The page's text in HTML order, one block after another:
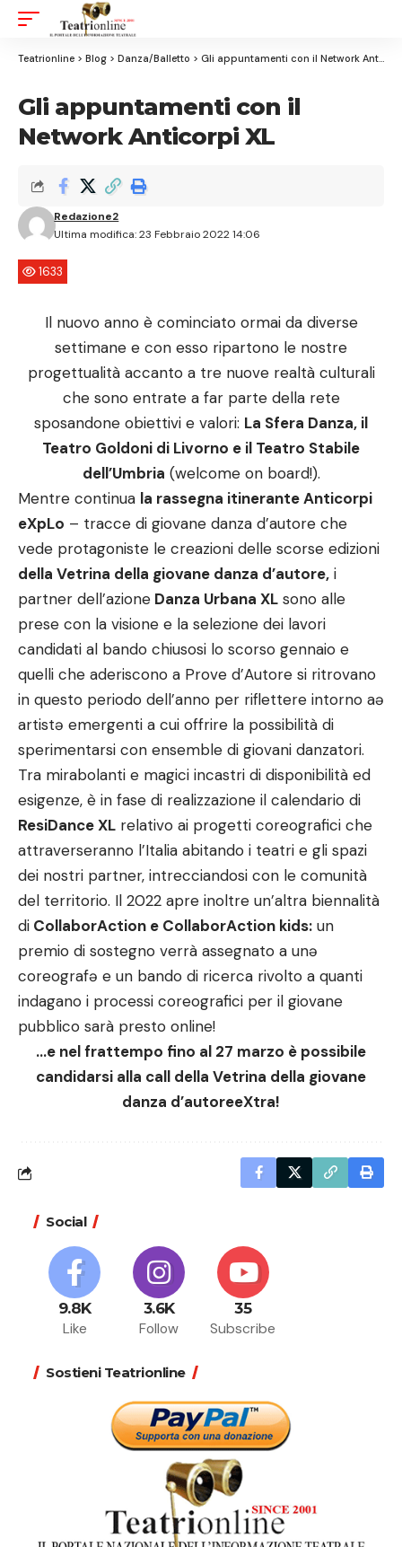
Resizer
Teatrionline > Blog > Danza/Balletto > Gli appuntamenti con il Network Anticorpi XL
Gli appuntamenti con il
Network Anticorpi XL
Ultima modifica: 23 Febbraio 2022 14:06
Redazione2
1633
Il nuovo anno è cominciato ormai da diverse
settimane e con esso ripartono le nostre
progettualità accanto a tre nuove realtà culturali
che sono entrate a far parte della rete
sposandone obiettivi e valori: La Sfera Danza, il
Teatro Goldoni di Livorno e il Teatro Stabile
dell’Umbria (welcome on board!).
Mentre continua la rassegna itinerante Anticorpi
eXpLo – tracce di giovane danza d’autore che
vede protagoniste le creazioni delle scorse edizioni
della Vetrina della giovane danza d’autore, i
partner dell’azione Danza Urbana XL sono alle
prese con la visione e la selezione dei lavori
candidati al bando chiusosi lo scorso gennaio e
quelli che aderiscono a Prove d’Autore si ritrovano
in questo periodo dell’anno per riflettere intorno aə
artistə emergenti a cui offrire la possibilità di
sperimentarsi con ensemble di giovani danzatori.
Tra mirabolanti e magici incastri di disponibilità ed
esigenze, è in fase di realizzazione il calendario di
ResiDance XL relativo ai progetti coreografici che
attraverseranno l’Italia abitando i teatri e gli spazi
dei nostri partner, intrecciandosi con le comunità
del territorio. Il 2022 apre inoltre un’altra biennalità
di CollaborAction e CollaborAction kids: un
premio di sostegno verrà assegnato a unə
coreografə e un bando di ricerca rivolto a quanti
indagano i processi coreografici per il giovane
pubblico sarà presto online!
…e nel frattempo fino al 27 marzo è possibile
candidarsi alla call della Vetrina della giovane
danza d’autoreeXtra!
Social
9.8K
Like
3.6K
Follow
35
Subscribe
Sostieni Teatrionline